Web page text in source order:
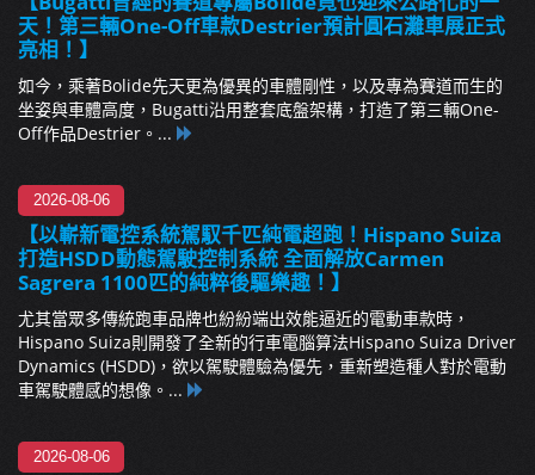
天！第三輛One-Off車款Destrier預計圓石灘車展正式
亮相！】
如今，乘著Bolide先天更為優異的車體剛性，以及專為賽道而生的
坐姿與車體高度，Bugatti沿用整套底盤架構，打造了第三輛One-
Off作品Destrier。...
2026-08-06
【以嶄新電控系統駕馭千匹純電超跑！Hispano Suiza
打造HSDD動態駕駛控制系統 全面解放Carmen
Sagrera 1100匹的純粹後驅樂趣！】
尤其當眾多傳統跑車品牌也紛紛端出效能逼近的電動車款時，
Hispano Suiza則開發了全新的行車電腦算法Hispano Suiza Driver
Dynamics (HSDD)，欲以駕駛體驗為優先，重新塑造種人對於電動
車駕駛體感的想像。...
2026-08-06